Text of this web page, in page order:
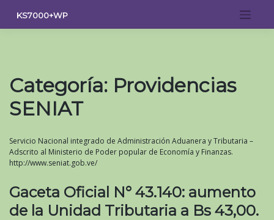
contenido
KS7000+WP
Categoría: Providencias
SENIAT
Servicio Nacional integrado de Administración Aduanera y Tributaria –
Adscrito al Ministerio de Poder popular de Economía y Finanzas.
http://www.seniat.gob.ve/
Gaceta Oficial N° 43.140: aumento
de la Unidad Tributaria a Bs 43,00.